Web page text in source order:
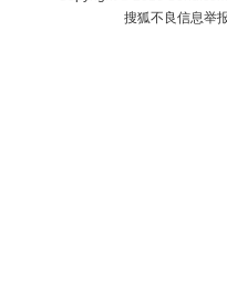
搜狐不良信息举